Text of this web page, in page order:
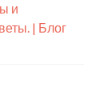
и
| Блог